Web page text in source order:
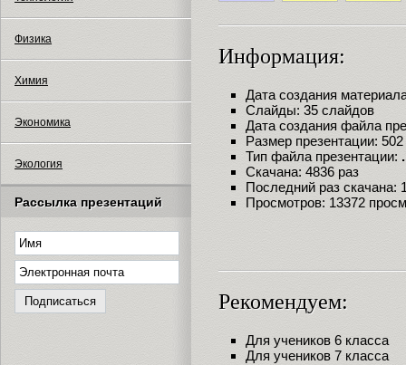
Физика
Химия
Экономика
Экология
Рассылка презентаций
Информация:
Дата создания
Слайды: 35 слайдов
Дата создания файла
Размер презентации:
Тип файла презентации:
Скачана: 4836 раз
Последний раз скачана:
Просмотров: 13372
Рекомендуем:
Для учеников 6 класса
Для учеников 7 класса